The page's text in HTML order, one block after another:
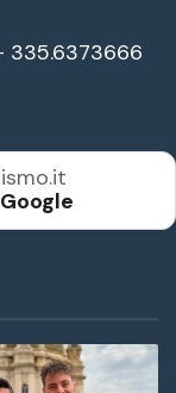
335.6373666